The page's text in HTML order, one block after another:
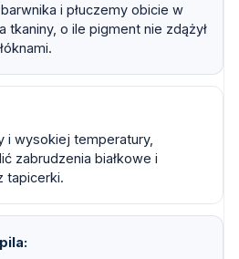
i płuczemy obicie w
tkaniny, o ile pigment nie zdążył
i wysokiej temperatury,
zabrudzenia białkowe i
tapicerki.